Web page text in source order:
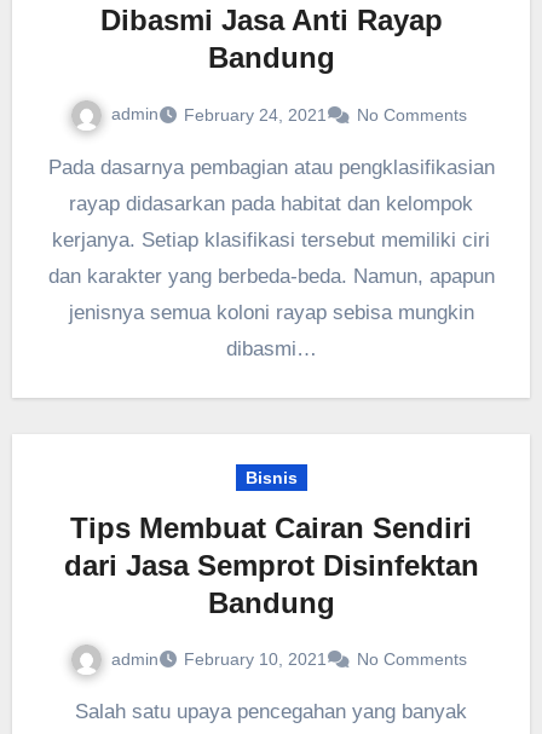
Dibasmi Jasa Anti Rayap
Bandung
admin February 24, 2021 No Comments
Pada dasarnya pembagian atau pengklasifikasian
rayap didasarkan pada habitat dan kelompok
kerjanya. Setiap klasifikasi tersebut memiliki ciri
dan karakter yang berbeda-beda. Namun, apapun
jenisnya semua koloni rayap sebisa mungkin
dibasmi…
Bisnis
Tips Membuat Cairan Sendiri
dari Jasa Semprot Disinfektan
Bandung
admin February 10, 2021 No Comments
Salah satu upaya pencegahan yang banyak